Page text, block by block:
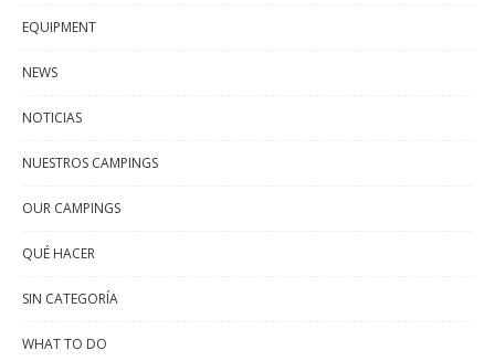
EQUIPMENT
NEWS
NOTICIAS
NUESTROS CAMPINGS
OUR CAMPINGS
QUÉ HACER
SIN CATEGORÍA
WHAT TO DO